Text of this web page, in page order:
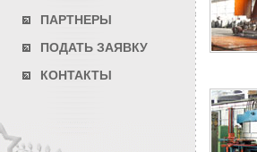
ПАРТНЕРЫ
ПОДАТЬ ЗАЯВКУ
КОНТАКТЫ